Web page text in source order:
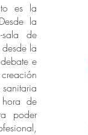
es la
la
de
la
e
de
poder